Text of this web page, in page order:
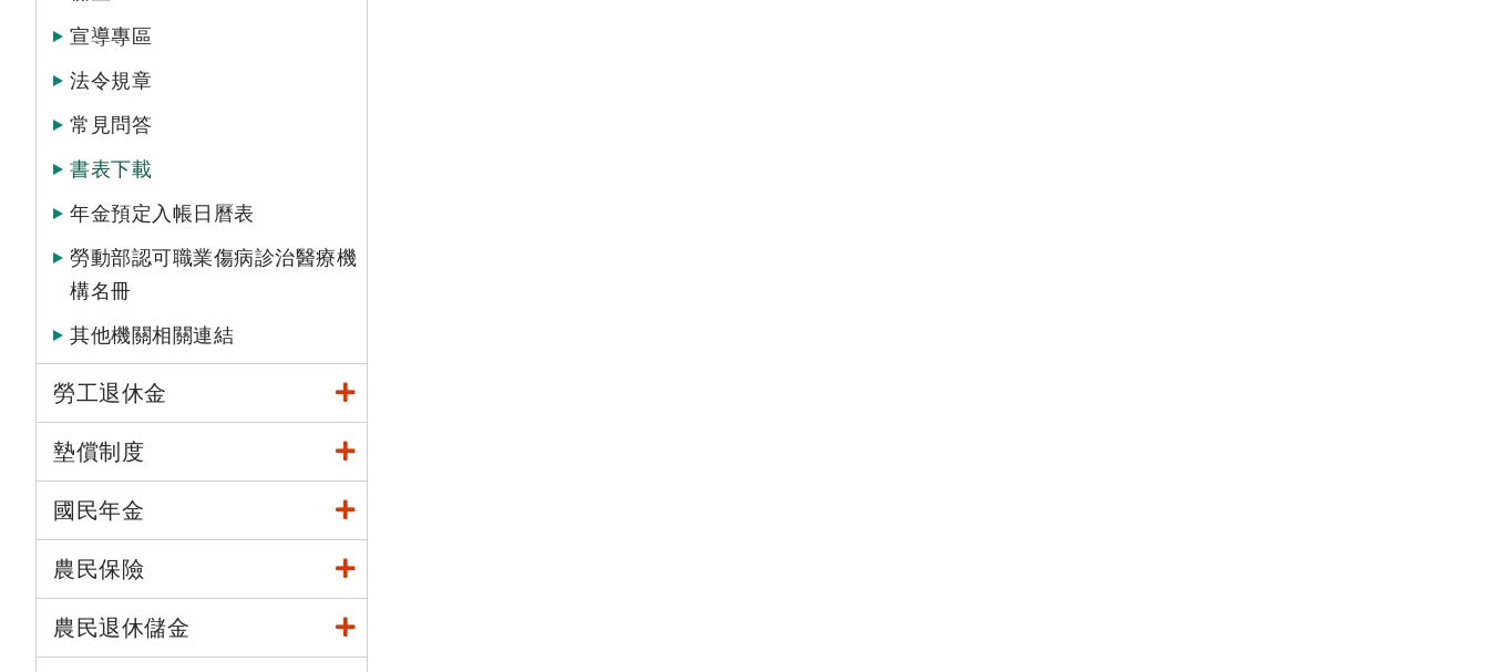
宣導專區
法令規章
常見問答
書表下載
年金預定入帳日曆表
勞動部認可職業傷病診治醫療機
構名冊
其他機關相關連結
勞工退休金
墊償制度
國民年金
農民保險
農民退休儲金